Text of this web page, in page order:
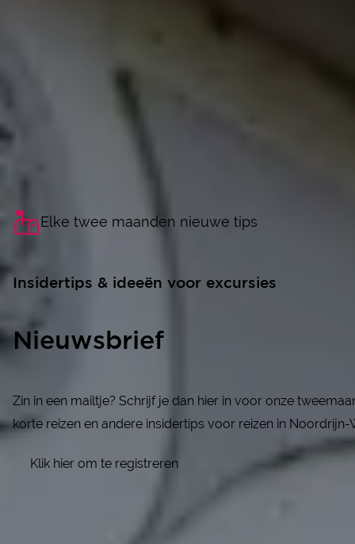
Elke twee maanden nieuwe tips
Insidertips & ideeën voor excursies
Nieuwsbrief
Zin in een mailtje? Schrijf je dan hier in voor onze
korte reizen en andere insidertips voor reizen in Noordrijn-
Klik hier om te registreren